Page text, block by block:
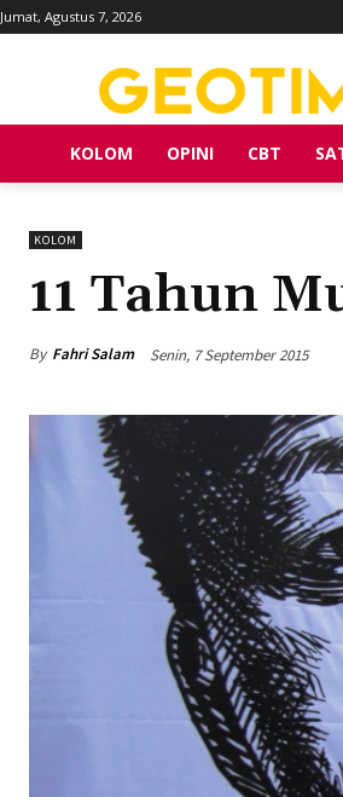
Jumat, Agustus 7, 2026
KOLOM OPINI CBT
KOLOM
11 Tahun
By Fahri Salam Senin, 7 September 2015